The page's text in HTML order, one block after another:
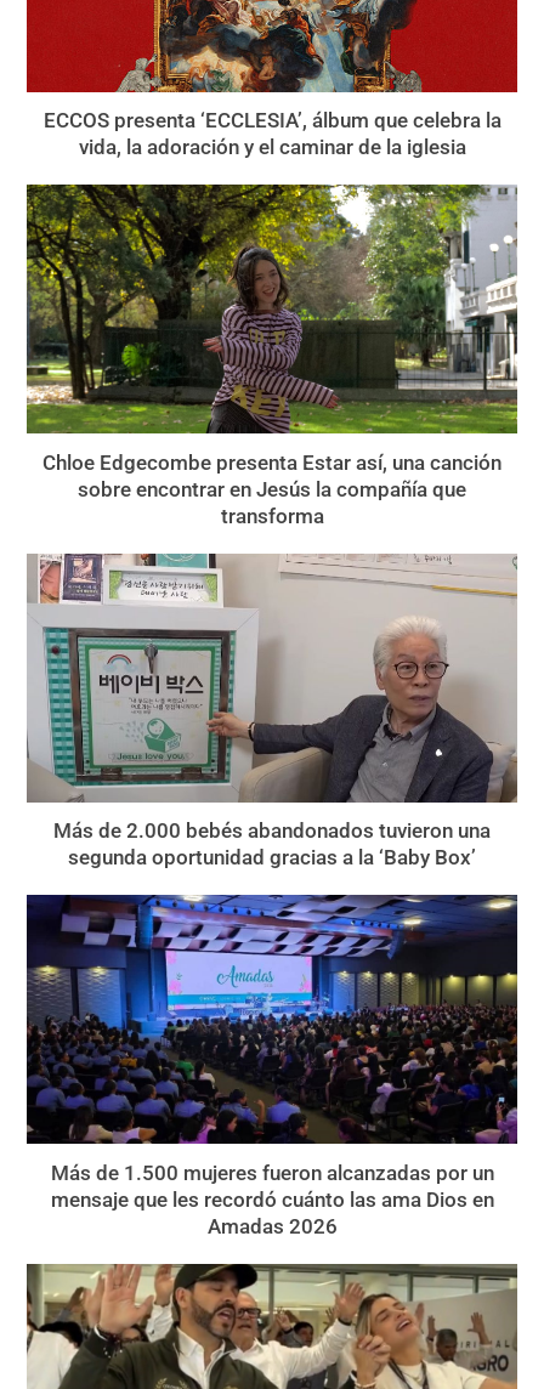
ECCOS presenta ‘ECCLESIA’, álbum que celebra la
vida, la adoración y el caminar de la iglesia
Chloe Edgecombe presenta Estar así, una canción
sobre encontrar en Jesús la compañía que
transforma
Más de 2.000 bebés abandonados tuvieron una
segunda oportunidad gracias a la ‘Baby Box’
Más de 1.500 mujeres fueron alcanzadas por un
mensaje que les recordó cuánto las ama Dios en
Amadas 2026